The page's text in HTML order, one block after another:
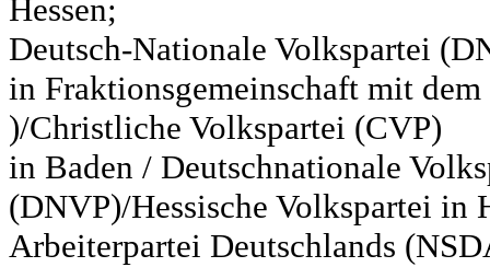
Hessen;
Deutsch-Nationale Volkspartei
in Fraktionsgemeinschaft mit
)/Christliche Volkspartei (CVP)
in Baden / Deutschnationale
(DNVP)/Hessische Volkspartei in
Arbeiterpartei Deutschlands